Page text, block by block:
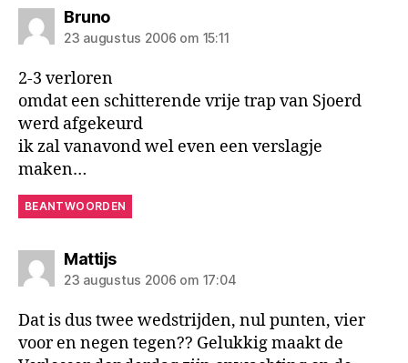
Brunozegt:
23 augustus 2006 om 15:11
2-3 verloren
omdat een schitterende vrije trap van Sjoerd
werd afgekeurd
ik zal vanavond wel even een verslagje
maken…
BEANTWOORDEN
Mattijszegt:
23 augustus 2006 om 17:04
Dat is dus twee wedstrijden, nul punten, vier
voor en negen tegen?? Gelukkig maakt de